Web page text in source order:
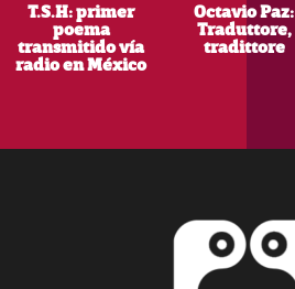
T.S.H: primer
poema
transmitido vía
radio en México
Octavio Paz:
Traduttore,
tradittore